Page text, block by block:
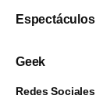
Espectáculos
Geek
Redes Sociales